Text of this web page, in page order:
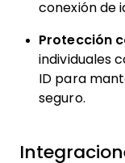
conexión de
Protección
individuales
ID para
seguro.